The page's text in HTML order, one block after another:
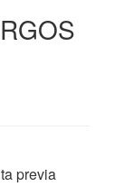
previa